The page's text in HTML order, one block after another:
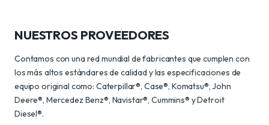
NUESTROS PROVEEDORES
Contamos con una red mundial de fabricantes que cumplen con
los más altos estándares de calidad y las especificaciones de
equipo original como: Caterpillar®, Case®, Komatsu®, John
Deere®, Mercedez Benz®, Navistar®, Cummins® y Detroit
Diesel®.